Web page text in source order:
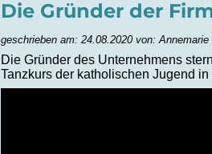
Die Gründer der
geschrieben am: 24.08.2020 von:
Die Gründer des Unternehmens
Tanzkurs der katholischen Jugend